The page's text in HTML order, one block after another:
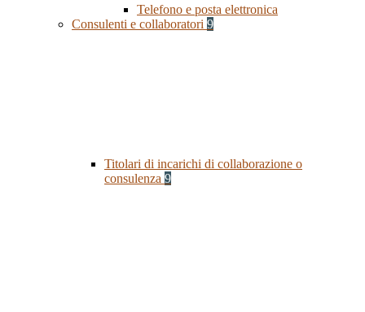
Telefono e posta elettronica
Consulenti e collaboratori 9
Titolari di incarichi di collaborazione o
consulenza 9